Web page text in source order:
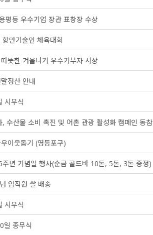
평등 우수기업 장관 표창장 수상
만기술인 체육대회
뜻한 겨울나기 우수기부자 시상
정산 안내
시무식
, 수산물 소비 촉진 및 어촌 관광 활성화 캠페인 동참
이웃돕기 (영등포구)
년 기념일 행사(순금 골드바 10돈, 5돈, 3돈 증정)
임직원 쌀 배송
시무식
일 종무식